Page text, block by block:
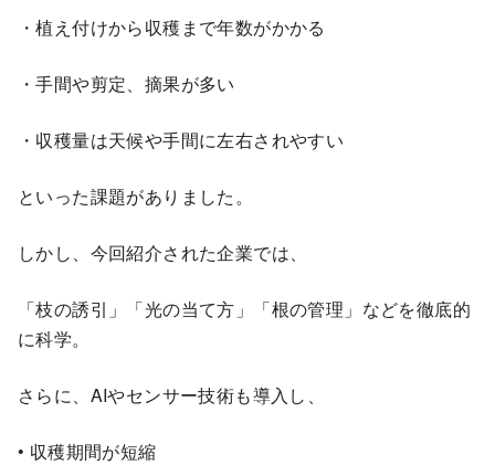
・植え付けから収穫まで年数がかかる
・手間や剪定、摘果が多い
・収穫量は天候や手間に左右されやすい
といった課題がありました。
しかし、今回紹介された企業では、
「枝の誘引」「光の当て方」「根の管理」などを徹底的
に科学。
さらに、AIやセンサー技術も導入し、
• 収穫期間が短縮